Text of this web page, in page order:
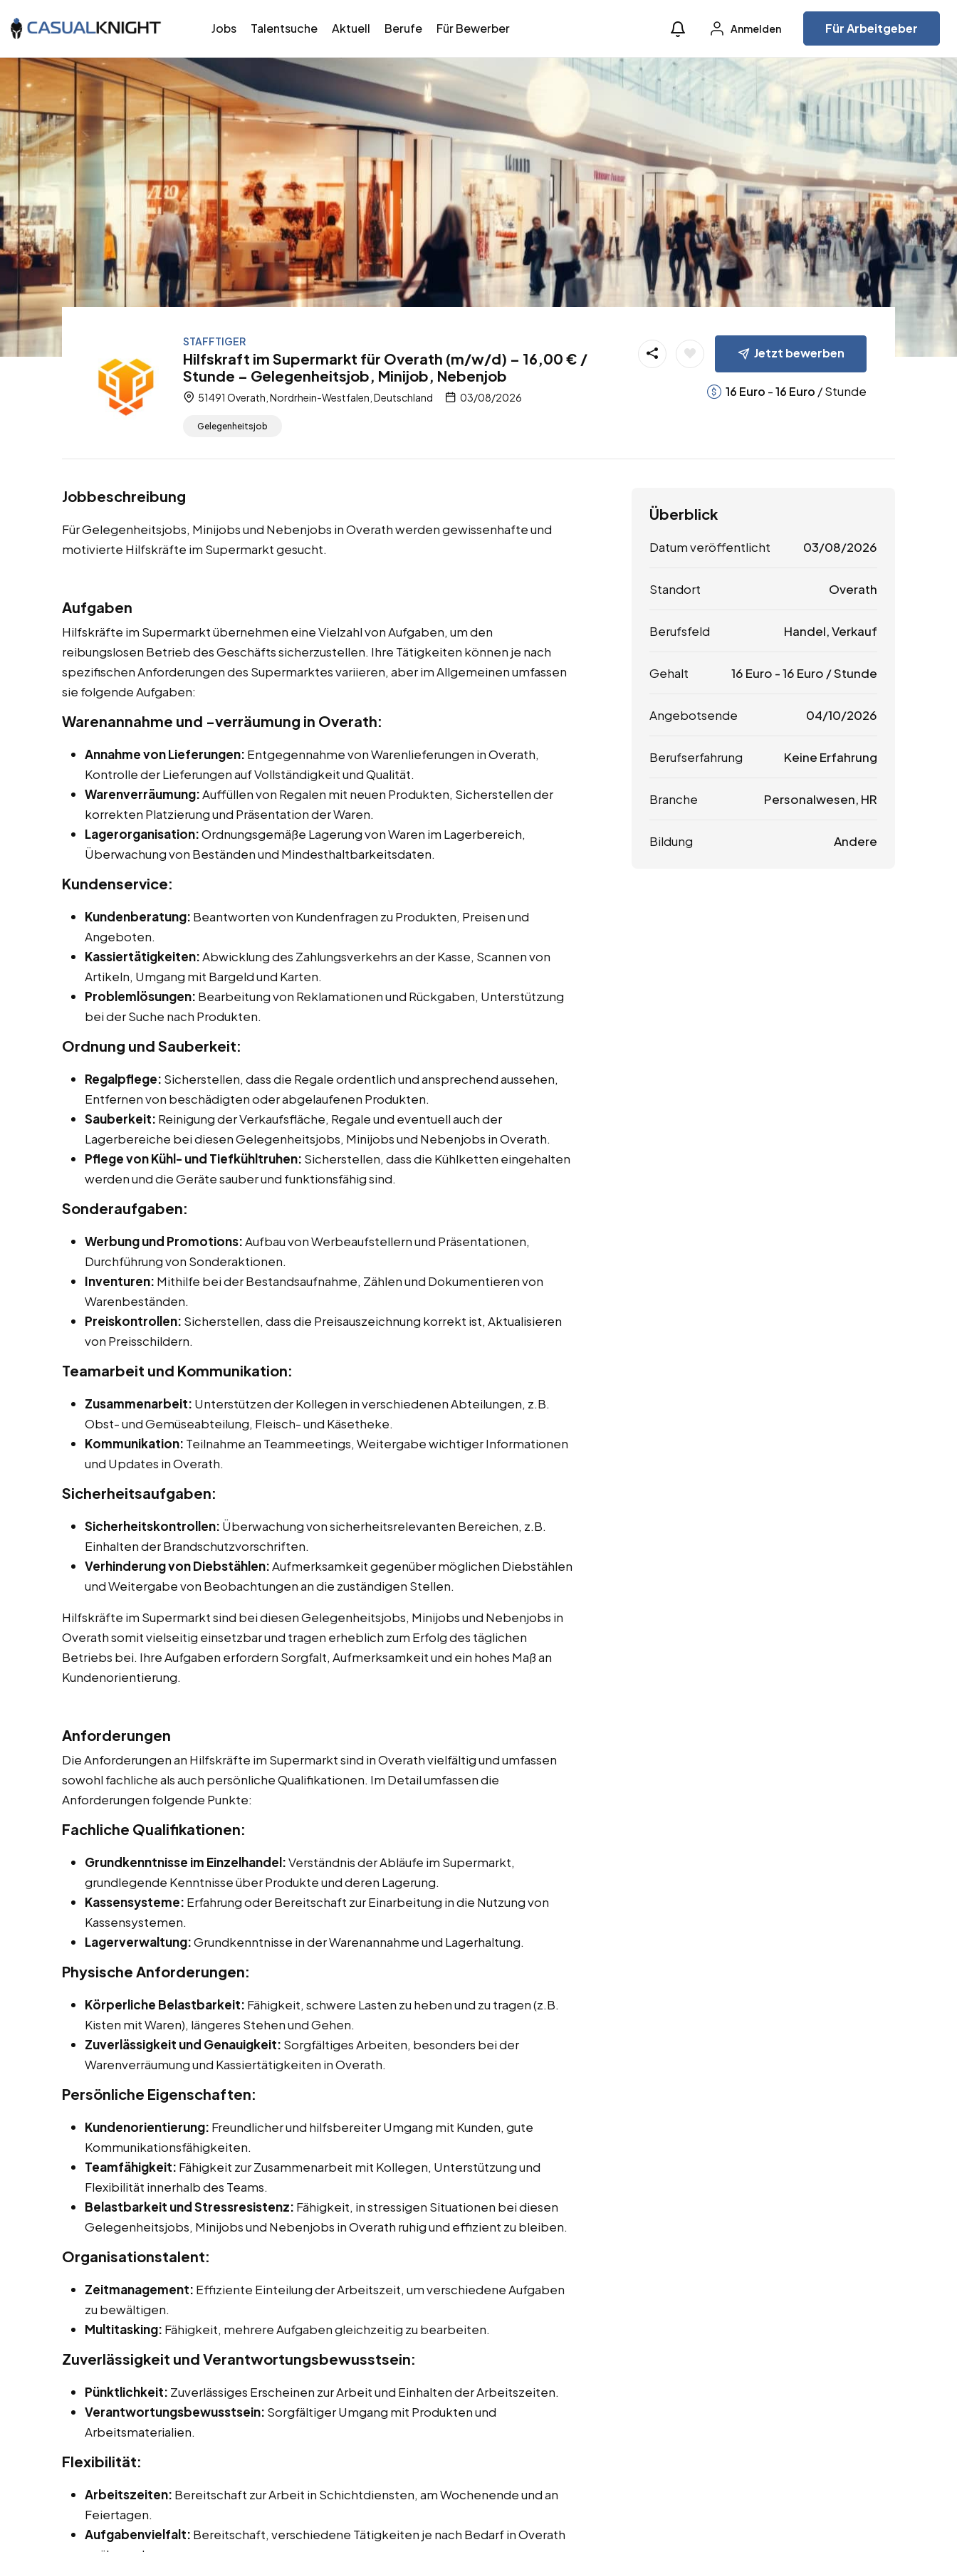
Jobs Talentsuche Aktuell Berufe Für Bewerber Anmelden Für Arbeitgeber
STAFFTIGER
Hilfskraft im Supermarkt für Overath (m/w/d) – 16,00 € /
Stunde – Gelegenheitsjob, Minijob, Nebenjob
51491 Overath, Nordrhein-Westfalen, Deutschland 03/08/2026
Gelegenheitsjob
Jetzt bewerben
16 Euro -16 Euro / Stunde
Jobbeschreibung
Für Gelegenheitsjobs, Minijobs und Nebenjobs in Overath werden gewissenhafte und
motivierte Hilfskräfte im Supermarkt gesucht.
Aufgaben
Hilfskräfte im Supermarkt übernehmen eine Vielzahl von Aufgaben, um den
reibungslosen Betrieb des Geschäfts sicherzustellen. Ihre Tätigkeiten können je nach
spezifischen Anforderungen des Supermarktes variieren, aber im Allgemeinen umfassen
sie folgende Aufgaben:
Warenannahme und -verräumung in Overath:
Annahme von Lieferungen: Entgegennahme von Warenlieferungen in Overath,
Kontrolle der Lieferungen auf Vollständigkeit und Qualität.
Warenverräumung:Auffüllen von Regalen mit neuen Produkten, Sicherstellen der
korrekten Platzierung und Präsentation der Waren.
Lagerorganisation:Ordnungsgemäße Lagerung von Waren im Lagerbereich,
Überwachung von Beständen und Mindesthaltbarkeitsdaten.
Kundenservice:
Kundenberatung: Beantworten von Kundenfragen zu Produkten, Preisen und
Angeboten.
Kassiertätigkeiten:Abwicklung des Zahlungsverkehrs an der Kasse, Scannen von
Artikeln, Umgang mit Bargeld und Karten.
Problemlösungen: Bearbeitung von Reklamationen und Rückgaben, Unterstützung
bei der Suche nach Produkten.
Ordnung und Sauberkeit:
Regalpflege: Sicherstellen, dass die Regale ordentlich und ansprechend aussehen,
Entfernen von beschädigten oder abgelaufenen Produkten.
Sauberkeit: Reinigung der Verkaufsfläche, Regale und eventuell auch der
Lagerbereiche bei diesen Gelegenheitsjobs, Minijobs und Nebenjobs in Overath.
Pflege von Kühl- und Tiefkühltruhen: Sicherstellen, dass die Kühlketten eingehalten
werden und die Geräte sauber und funktionsfähig sind.
Sonderaufgaben:
Werbung und Promotions:Aufbau von Werbeaufstellern und Präsentationen,
Durchführung von Sonderaktionen.
Inventuren: Mithilfe bei der Bestandsaufnahme, Zählen und Dokumentieren von
Warenbeständen.
Preiskontrollen: Sicherstellen, dass die Preisauszeichnung korrekt ist, Aktualisieren
von Preisschildern.
Teamarbeit und Kommunikation:
Zusammenarbeit: Unterstützen der Kollegen in verschiedenen Abteilungen, z.B.
Obst- und Gemüseabteilung, Fleisch- und Käsetheke.
Kommunikation: Teilnahme an Teammeetings, Weitergabe wichtiger Informationen
und Updates in Overath.
Sicherheitsaufgaben:
Sicherheitskontrollen: Überwachung von sicherheitsrelevanten Bereichen, z.B.
Einhalten der Brandschutzvorschriften.
Verhinderung von Diebstählen:Aufmerksamkeit gegenüber möglichen Diebstählen
und Weitergabe von Beobachtungen an die zuständigen Stellen.
Hilfskräfte im Supermarkt sind bei diesen Gelegenheitsjobs, Minijobs und Nebenjobs in
Overath somit vielseitig einsetzbar und tragen erheblich zum Erfolg des täglichen
Betriebs bei. Ihre Aufgaben erfordern Sorgfalt, Aufmerksamkeit und ein hohes Maß an
Kundenorientierung.
Anforderungen
Die Anforderungen an Hilfskräfte im Supermarkt sind in Overath vielfältig und umfassen
sowohl fachliche als auch persönliche Qualifikationen. Im Detail umfassen die
Anforderungen folgende Punkte:
Fachliche Qualifikationen:
Grundkenntnisse im Einzelhandel:Verständnis der Abläufe im Supermarkt,
grundlegende Kenntnisse über Produkte und deren Lagerung.
Kassensysteme: Erfahrung oder Bereitschaft zur Einarbeitung in die Nutzung von
Kassensystemen.
Lagerverwaltung:Grundkenntnisse in der Warenannahme und Lagerhaltung.
Physische Anforderungen:
Körperliche Belastbarkeit: Fähigkeit, schwere Lasten zu heben und zu tragen (z.B.
Kisten mit Waren), längeres Stehen und Gehen.
Zuverlässigkeit und Genauigkeit: Sorgfältiges Arbeiten, besonders bei der
Warenverräumung und Kassiertätigkeiten in Overath.
Persönliche Eigenschaften:
Kundenorientierung: Freundlicher und hilfsbereiter Umgang mit Kunden, gute
Kommunikationsfähigkeiten.
Teamfähigkeit: Fähigkeit zur Zusammenarbeit mit Kollegen, Unterstützung und
Flexibilität innerhalb des Teams.
Belastbarkeit und Stressresistenz: Fähigkeit, in stressigen Situationen bei diesen
Gelegenheitsjobs, Minijobs und Nebenjobs in Overath ruhig und effizient zu bleiben.
Organisationstalent:
Zeitmanagement: Effiziente Einteilung der Arbeitszeit, um verschiedene Aufgaben
zu bewältigen.
Multitasking: Fähigkeit, mehrere Aufgaben gleichzeitig zu bearbeiten.
Zuverlässigkeit und Verantwortungsbewusstsein:
Pünktlichkeit: Zuverlässiges Erscheinen zur Arbeit und Einhalten der Arbeitszeiten.
Verantwortungsbewusstsein: Sorgfältiger Umgang mit Produkten und
Arbeitsmaterialien.
Flexibilität:
Arbeitszeiten: Bereitschaft zur Arbeit in Schichtdiensten, am Wochenende und an
Feiertagen.
Aufgabenvielfalt: Bereitschaft, verschiedene Tätigkeiten je nach Bedarf in Overath
Überblick
Datum veröffentlicht 03/08/2026
Standort Overath
Berufsfeld Handel, Verkauf
Gehalt 16 Euro -16 Euro / Stunde
Angebotsende 04/10/2026
Berufserfahrung Keine Erfahrung
Branche Personalwesen, HR
Bildung Andere